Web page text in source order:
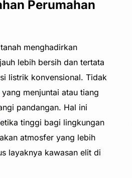
Perumahan
menghadirkan
lebih bersih dan tertata
listrik konvensional. Tidak
menjuntai atau tiang
pandangan. Hal ini
tinggi bagi lingkungan
atmosfer yang lebih
layaknya kawasan elit di